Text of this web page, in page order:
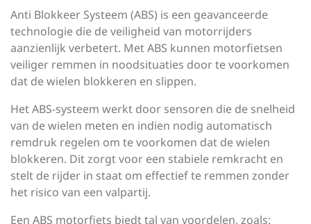
Anti Blokkeer Systeem (ABS) is een geavanceerde
technologie die de veiligheid van motorrijders
aanzienlijk verbetert. Met ABS kunnen motorfietsen
veiliger remmen in noodsituaties door te voorkomen
dat de wielen blokkeren en slippen.
Het ABS-systeem werkt door sensoren die de snelheid
van de wielen meten en indien nodig automatisch
remdruk regelen om te voorkomen dat de wielen
blokkeren. Dit zorgt voor een stabiele remkracht en
stelt de rijder in staat om effectief te remmen zonder
het risico van een valpartij.
Een ABS motorfiets biedt tal van voordelen, zoals: